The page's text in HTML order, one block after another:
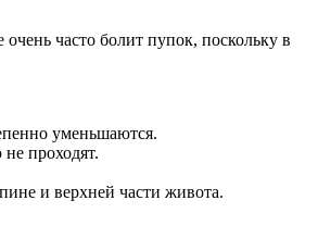
часто болит пупок, поскольку в
уменьшаются.
проходят.
и верхней части живота.